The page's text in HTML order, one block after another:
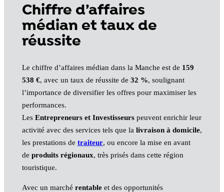
Chiffre d’affaires
médian et taux de
réussite
Le chiffre d’affaires médian dans la Manche est de 159
538 €, avec un taux de réussite de 32 %, soulignant
l’importance de diversifier les offres pour maximiser les
performances.
Les Entrepreneurs et Investisseurspeuvent enrichir leur
activité avec des services tels que la livraison à domicile,
les prestations de traiteur, ou encore la mise en avant
de produits régionaux, très prisés dans cette région
touristique.
Avec un marché rentableet des opportunités